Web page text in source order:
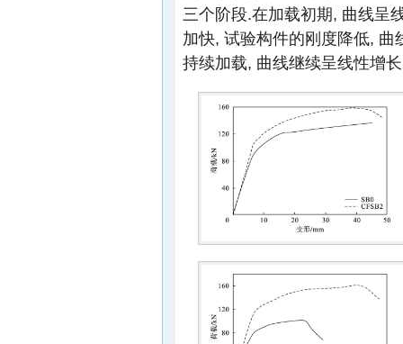
三个阶段.在加载初期, 曲线呈
加快, 试验构件的刚度降低,
持续加载, 曲线继续呈线性增